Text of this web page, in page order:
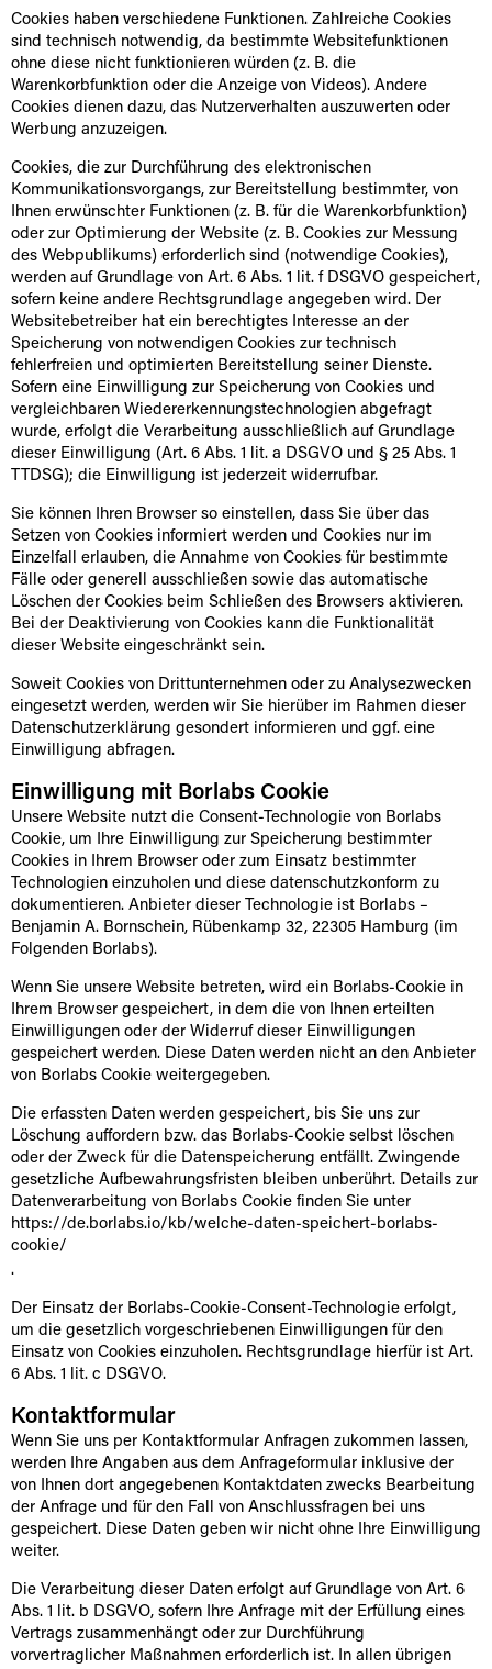
Cookies haben verschiedene Funktionen. Zahlreiche Cookies
sind technisch notwendig, da bestimmte Websitefunktionen
ohne diese nicht funktionieren würden (z. B. die
Warenkorbfunktion oder die Anzeige von Videos). Andere
Cookies dienen dazu, das Nutzerverhalten auszuwerten oder
Werbung anzuzeigen.
Cookies, die zur Durchführung des elektronischen
Kommunikationsvorgangs, zur Bereitstellung bestimmter, von
Ihnen erwünschter Funktionen (z. B. für die Warenkorbfunktion)
oder zur Optimierung der Website (z. B. Cookies zur Messung
des Webpublikums) erforderlich sind (notwendige Cookies),
werden auf Grundlage von Art. 6 Abs. 1 lit. f DSGVO gespeichert,
sofern keine andere Rechtsgrundlage angegeben wird. Der
Websitebetreiber hat ein berechtigtes Interesse an der
Speicherung von notwendigen Cookies zur technisch
fehlerfreien und optimierten Bereitstellung seiner Dienste.
Sofern eine Einwilligung zur Speicherung von Cookies und
vergleichbaren Wiedererkennungstechnologien abgefragt
wurde, erfolgt die Verarbeitung ausschließlich auf Grundlage
dieser Einwilligung (Art. 6 Abs. 1 lit. a DSGVO und § 25 Abs. 1
TTDSG); die Einwilligung ist jederzeit widerrufbar.
Sie können Ihren Browser so einstellen, dass Sie über das
Setzen von Cookies informiert werden und Cookies nur im
Einzelfall erlauben, die Annahme von Cookies für bestimmte
Fälle oder generell ausschließen sowie das automatische
Löschen der Cookies beim Schließen des Browsers aktivieren.
Bei der Deaktivierung von Cookies kann die Funktionalität
dieser Website eingeschränkt sein.
Soweit Cookies von Drittunternehmen oder zu Analysezwecken
eingesetzt werden, werden wir Sie hierüber im Rahmen dieser
Datenschutzerklärung gesondert informieren und ggf. eine
Einwilligung abfragen.
Einwilligung mit Borlabs Cookie
Unsere Website nutzt die Consent-Technologie von Borlabs
Cookie, um Ihre Einwilligung zur Speicherung bestimmter
Cookies in Ihrem Browser oder zum Einsatz bestimmter
Technologien einzuholen und diese datenschutzkonform zu
dokumentieren. Anbieter dieser Technologie ist Borlabs –
Benjamin A. Bornschein, Rübenkamp 32, 22305 Hamburg (im
Folgenden Borlabs).
Wenn Sie unsere Website betreten, wird ein Borlabs-Cookie in
Ihrem Browser gespeichert, in dem die von Ihnen erteilten
Einwilligungen oder der Widerruf dieser Einwilligungen
gespeichert werden. Diese Daten werden nicht an den Anbieter
von Borlabs Cookie weitergegeben.
Die erfassten Daten werden gespeichert, bis Sie uns zur
Löschung auffordern bzw. das Borlabs-Cookie selbst löschen
oder der Zweck für die Datenspeicherung entfällt. Zwingende
gesetzliche Aufbewahrungsfristen bleiben unberührt. Details zur
Datenverarbeitung von Borlabs Cookie finden Sie unter
https://de.borlabs.io/kb/welche-daten-speichert-borlabs-
cookie/
.
Der Einsatz der Borlabs-Cookie-Consent-Technologie erfolgt,
um die gesetzlich vorgeschriebenen Einwilligungen für den
Einsatz von Cookies einzuholen. Rechtsgrundlage hierfür ist Art.
6 Abs. 1 lit. c DSGVO.
Kontaktformular
Wenn Sie uns per Kontaktformular Anfragen zukommen lassen,
werden Ihre Angaben aus dem Anfrageformular inklusive der
von Ihnen dort angegebenen Kontaktdaten zwecks Bearbeitung
der Anfrage und für den Fall von Anschlussfragen bei uns
gespeichert. Diese Daten geben wir nicht ohne Ihre Einwilligung
weiter.
Die Verarbeitung dieser Daten erfolgt auf Grundlage von Art. 6
Abs. 1 lit. b DSGVO, sofern Ihre Anfrage mit der Erfüllung eines
Vertrags zusammenhängt oder zur Durchführung
vorvertraglicher Maßnahmen erforderlich ist. In allen übrigen